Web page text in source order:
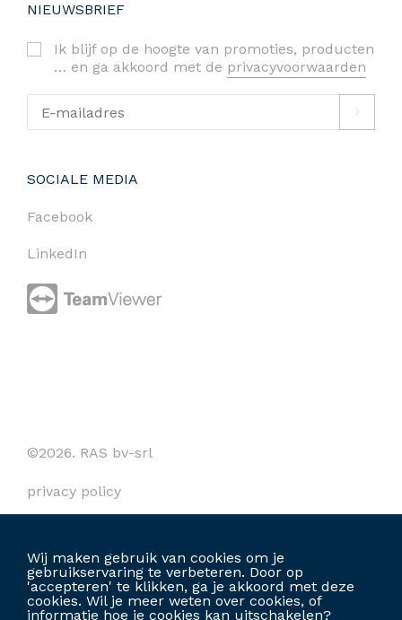
Wij maken gebruik van cookies om je
gebruikservaring te verbeteren. Door op
'accepteren' te klikken, ga je akkoord met deze
cookies. Wil je meer weten over cookies, of
informatie hoe je cookies kan uitschakelen?
NIEUWSBRIEF
Ik blijf op de hoogte van promoties, producten
… en ga akkoord met de privacyvoorwaarden
SOCIALE MEDIA
Facebook
LinkedIn
©2026. RAS bv-srl
privacy policy
algemene voorwaarden